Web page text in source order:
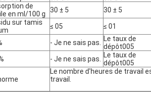
de
en ml/100 g
30 ± 5 30 ± 5
sur tamis
≤ 05 ≤ 01
- Je ne sais pas.
Le taux de
dépôt005
- Je ne sais pas.
Le taux de
dépôt005
Le nombre d'heures de travail
travail.